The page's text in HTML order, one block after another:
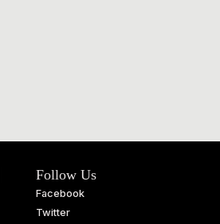
Follow Us
Facebook
Twitter